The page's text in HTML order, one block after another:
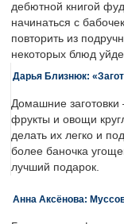
дебютной книгой
начинаться с
повторить из
некоторых блюд
Дарья Близнюк:
Домашние
фрукты и овощи
делать их легко и
более баночка
лучший подарок.
Анна Аксёнова: